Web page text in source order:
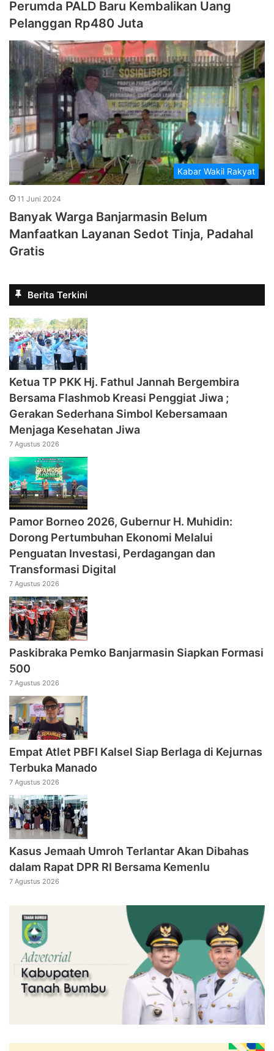
Perumda PALD Baru Kembalikan Uang
Pelanggan Rp480 Juta
Kabar Wakil Rakyat
11 Juni 2024
Banyak Warga Banjarmasin Belum
Manfaatkan Layanan Sedot Tinja, Padahal
Gratis
Berita Terkini
‎Ketua TP PKK Hj. Fathul Jannah Bergembira
Bersama Flashmob Kreasi Penggiat Jiwa ;
Gerakan Sederhana Simbol Kebersamaan
Menjaga Kesehatan Jiwa
7 Agustus 2026
Pamor Borneo 2026, Gubernur H. Muhidin:
Dorong Pertumbuhan Ekonomi Melalui
Penguatan Investasi, Perdagangan dan
Transformasi Digital
7 Agustus 2026
Paskibraka Pemko Banjarmasin Siapkan Formasi
500
7 Agustus 2026
Empat Atlet PBFI Kalsel Siap Berlaga di Kejurnas
Terbuka Manado
7 Agustus 2026
Kasus Jemaah Umroh Terlantar Akan Dibahas
dalam Rapat DPR RI Bersama Kemenlu
7 Agustus 2026